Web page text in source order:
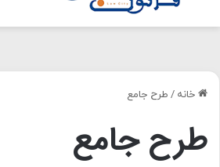
خانه / طرح جامع
طرح جامع